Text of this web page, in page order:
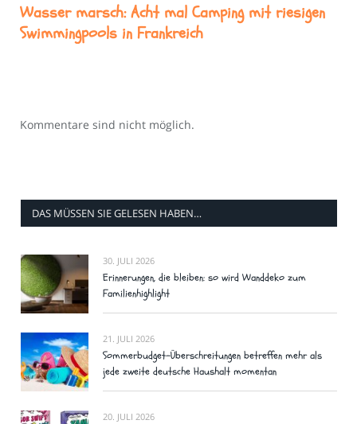
Wasser marsch: Acht mal Camping mit riesigen
Swimmingpools in Frankreich
Kommentare sind nicht möglich.
DAS MÜSSEN SIE GELESEN HABEN…
30. JULI 2026
Erinnerungen, die bleiben: so wird Wanddeko zum
Familienhighlight
21. JULI 2026
Sommerbudget-Überschreitungen betreffen mehr als
jede zweite deutsche Haushalt momentan
20. JULI 2026